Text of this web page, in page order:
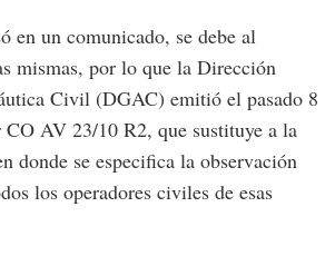
en un comunicado, se debe al
mismas, por lo que la Dirección
Civil (DGAC) emitió el pasado 8
AV 23/10 R2, que sustituye a la
donde se especifica la observación
los operadores civiles de esas